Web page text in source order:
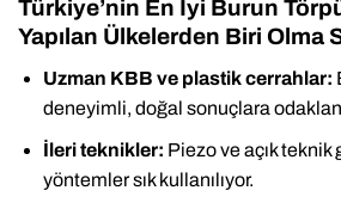
Türkiye’nin En İyi Burun
Yapılan Ülkelerden Biri Olma
Uzman KBB ve plastik cerrahlar:
deneyimli, doğal sonuçlara
İleri teknikler: Piezo ve açık teknik
yöntemler sık kullanılıyor.